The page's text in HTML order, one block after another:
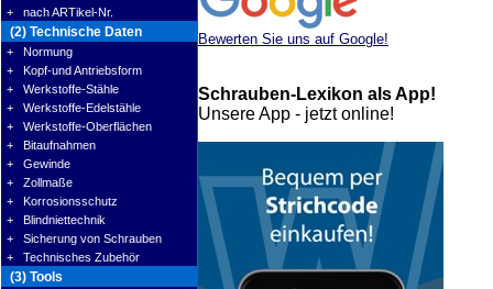
+ nach ARTikel-Nr.
(2) Technische Daten
+ Normung
+ Kopf-und Antriebsform
+ Werkstoffe-Stähle
+ Werkstoffe-Edelstähle
+ Werkstoffe-Oberflächen
+ Bitaufnahmen
+ Gewinde
+ Zollmaße
+ Korrosionsschutz
+ Blindniettechnik
+ Sicherung von Schrauben
+ Technisches Zubehör
(3) Tools
Bewerten Sie uns auf Google!
Schrauben-Lexikon als App!
Unsere App - jetzt online!